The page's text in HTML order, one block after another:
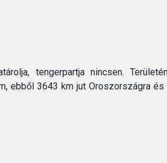
tengerpartja nincsen.
ebből 3643 km jut Oroszországra